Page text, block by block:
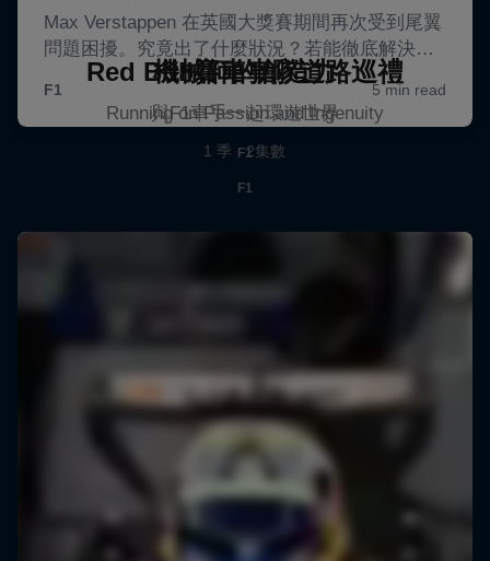
機械師的創造力
Running on Passion and Ingenuity
F1
Red Bull賽車車隊道路巡禮
與F1車手一起環遊世界
1 季 · 2集數
F1